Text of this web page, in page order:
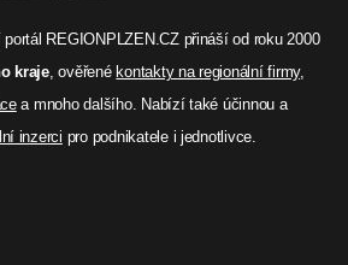
REGIONPLZEN.CZ přináší od roku 2000
kraje, ověřené kontakty na regionální firmy,
a mnoho dalšího. Nabízí také účinnou a
inzerci pro podnikatele i jednotlivce.